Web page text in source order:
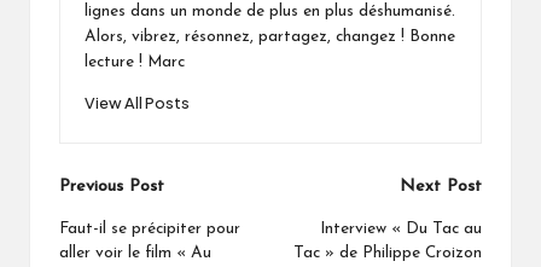
lignes dans un monde de plus en plus déshumanisé.
Alors, vibrez, résonnez, partagez, changez ! Bonne
lecture ! Marc
View All Posts
Post
navigation
Previous Post
Faut-il se précipiter pour
aller voir le film « Au
Next Post
Interview « Du Tac au
Tac » de Philippe Croizon